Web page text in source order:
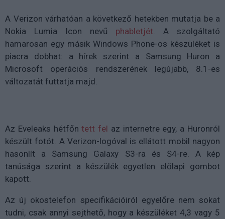
A Verizon várhatóan a következő hetekben mutatja be a
Nokia Lumia Icon nevű phabletjét.
A szolgáltató
hamarosan egy másik Windows Phone-os készüléket is
piacra dobhat: a hírek szerint a Samsung Huron a
Microsoft operációs rendszerének legújabb, 8.1-es
változatát futtatja majd.
Az Eveleaks hétfőntett fel az internetre egy, a Huronról
készült fotót. A Verizon-logóval is ellátott mobil nagyon
hasonlít a Samsung Galaxy S3-ra és S4-re. A kép
tanúsága szerint a készülék egyetlen előlapi gombot
kapott.
Az új okostelefon specifikációiról egyelőre nem sokat
tudni, csak annyi sejthető, hogy a készüléket 4,3 vagy 5